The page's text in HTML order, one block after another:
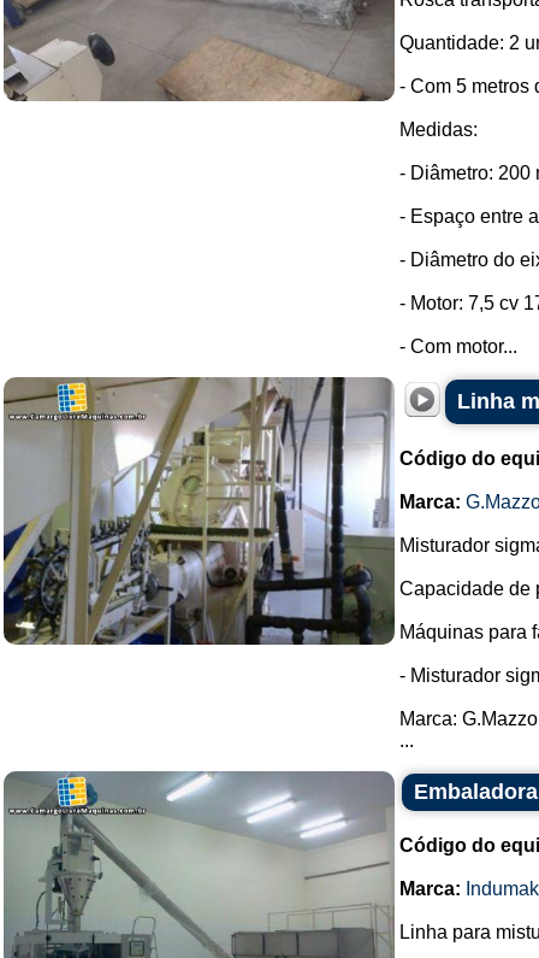
Quantidade: 2
- Com 5 metros
Medidas:
- Diâmetro: 200
- Espaço entre
- Diâmetro do
- Motor: 7,5 cv
- Com motor...
Linha
Código do
Marca:
Misturador
Capacidade de
Máquinas para
- Misturador
Marca:
...
Código do
Marca: Indumak
Linha para